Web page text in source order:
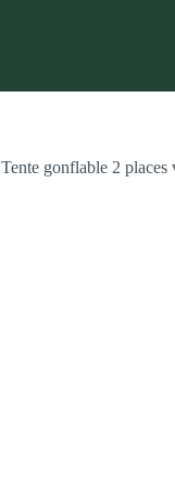
Tente gonflable 2 places